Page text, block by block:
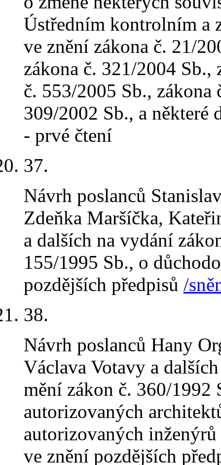
Ústředním kontrolním a
ve znění zákona č. 21/
zákona č. 321/2004 Sb.,
č. 553/2005 Sb., zákona
309/2002 Sb., a některé
- prvé čtení
37.
Návrh poslanců
Zdeňka Maršíčka,
a dalších na vydání
155/1995 Sb., o
pozdějších předpisů /
38.
Návrh poslanců Hany
Václava Votavy a
mění zákon č. 360/
autorizovaných
autorizovaných
ve znění pozdějších